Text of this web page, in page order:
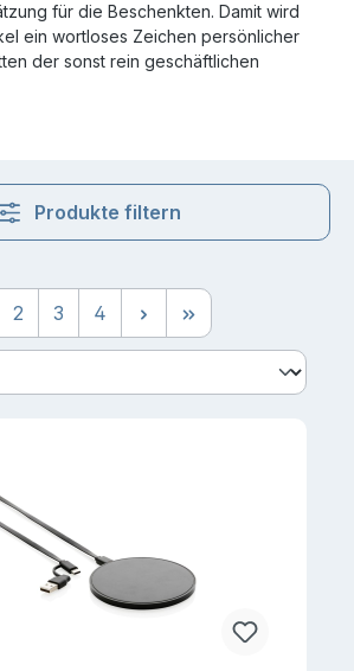
für die Beschenkten. Damit wird
ein wortloses Zeichen persönlicher
der sonst rein geschäftlichen
Produkte filtern
Seite
2 Seite
3 Seite
4